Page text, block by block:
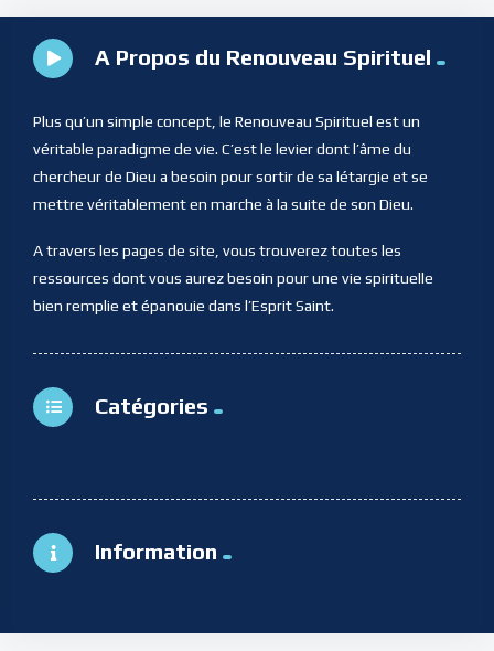
A Propos du Renouveau Spirituel
Plus qu’un simple concept, le Renouveau Spirituel est un
véritable paradigme de vie. C’est le levier dont l’âme du
chercheur de Dieu a besoin pour sortir de sa létargie et se
mettre véritablement en marche à la suite de son Dieu.
A travers les pages de site, vous trouverez toutes les
ressources dont vous aurez besoin pour une vie spirituelle
bien remplie et épanouie dans l’Esprit Saint.
Catégories
Information